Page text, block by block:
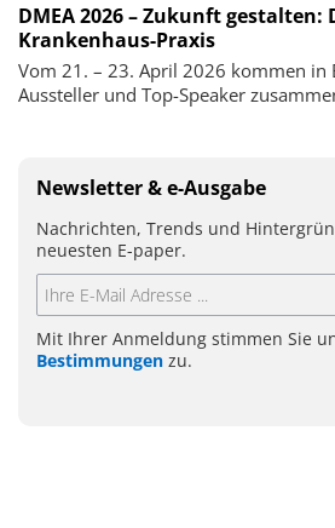
DMEA 2026 – Zukunft
Krankenhaus-Praxis
Vom 21. – 23. April 2026 kommen in
Aussteller und Top-Speaker
Newsletter & e-Ausgabe
Nachrichten, Trends und
neuesten E-paper.
Mit Ihrer Anmeldung stimmen Sie
Bestimmungen zu.